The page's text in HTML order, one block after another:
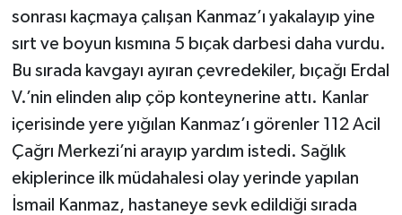
sonrası kaçmaya çalışan Kanmaz’ı yakalayıp yine
sırt ve boyun kısmına 5 bıçak darbesi daha vurdu.
Bu sırada kavgayı ayıran çevredekiler, bıçağı Erdal
V.’nin elinden alıp çöp konteynerine attı. Kanlar
içerisinde yere yığılan Kanmaz’ı görenler 112 Acil
Çağrı Merkezi’ni arayıp yardım istedi. Sağlık
ekiplerince ilk müdahalesi olay yerinde yapılan
İsmail Kanmaz, hastaneye sevk edildiği sırada
Televizyon
Turizm
Yaşam